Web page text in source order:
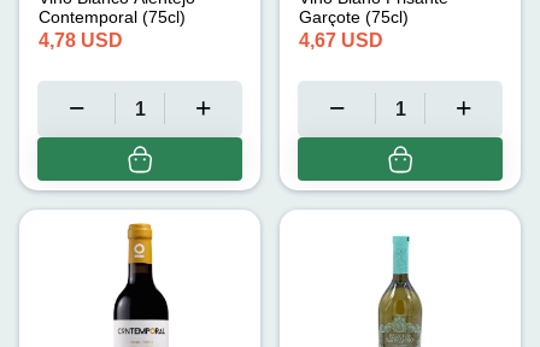
Contemporal (75cl)
4,78 USD
Garçote (75cl)
4,67 USD